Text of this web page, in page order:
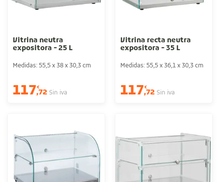
Vitrina neutra
expositora - 25 L
Medidas: 55,5 x 38 x 30,3 cm
117€
,72 Sin iva
Vitrina recta neutra
expositora - 35 L
Medidas: 55,5 x 36,1 x 30,3 cm
117€
,72 Sin iva